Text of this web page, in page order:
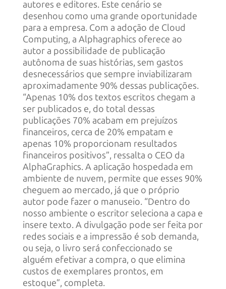
autores e editores. Este cenário se
desenhou como uma grande oportunidade
para a empresa. Com a adoção de Cloud
Computing, a Alphagraphics oferece ao
autor a possibilidade de publicação
autônoma de suas histórias, sem gastos
desnecessários que sempre inviabilizaram
aproximadamente 90% dessas publicações.
“Apenas 10% dos textos escritos chegam a
ser publicados e, do total dessas
publicações 70% acabam em prejuízos
financeiros, cerca de 20% empatam e
apenas 10% proporcionam resultados
financeiros positivos”, ressalta o CEO da
AlphaGraphics. A aplicação hospedada em
ambiente de nuvem, permite que esses 90%
cheguem ao mercado, já que o próprio
autor pode fazer o manuseio. “Dentro do
nosso ambiente o escritor seleciona a capa e
insere texto. A divulgação pode ser feita por
redes sociais e a impressão é sob demanda,
ou seja, o livro será confeccionado se
alguém efetivar a compra, o que elimina
custos de exemplares prontos, em
estoque”, completa.